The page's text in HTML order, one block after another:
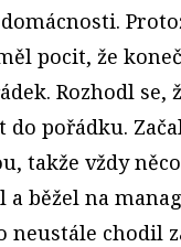
pocit, že
Rozhodl se,
pořádku.
takže vždy
a běžel na
neustále chodil